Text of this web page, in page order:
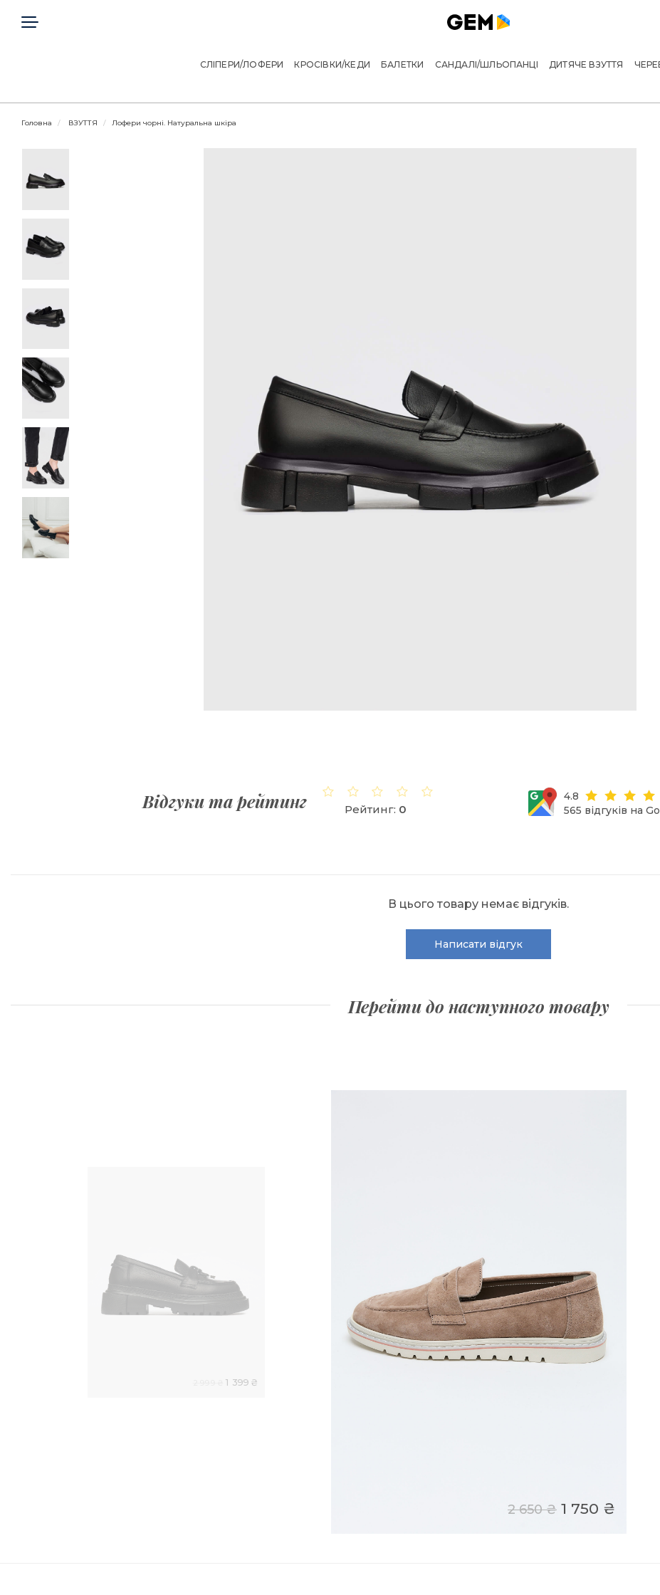
СЛІПЕРИ/ЛОФЕРИ КРОСІВКИ/КЕДИ БАЛЕТКИ САНДАЛІ/ШЛЬОПАНЦІ ДИТЯЧЕ ВЗУТТЯ
МИ В СОЦІАЛЬНИХ МЕРЕЖАХ
Головна ВЗУТТЯ Лофери чорні. Натуральна шкіра
4.8
565 відгуків на
Відгуки та рейтинг Рейтинг: 0
В цього товару немає відгуків.
Написати відгук
Перейти до наступного товару
1 399 ₴
2 650 ₴ 1 750 ₴